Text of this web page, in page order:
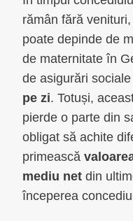
rămân fără
poate depinde de
de maternitate în
de asigurări
pe zi. Totuși,
pierde o parte din
obligat să achite
primească
mediu net din
începerea